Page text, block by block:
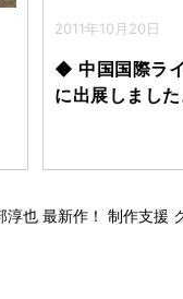
2011年10月20日
◆ 中国国際ラ
に出展しました
淳也 最新作！ 制作支援